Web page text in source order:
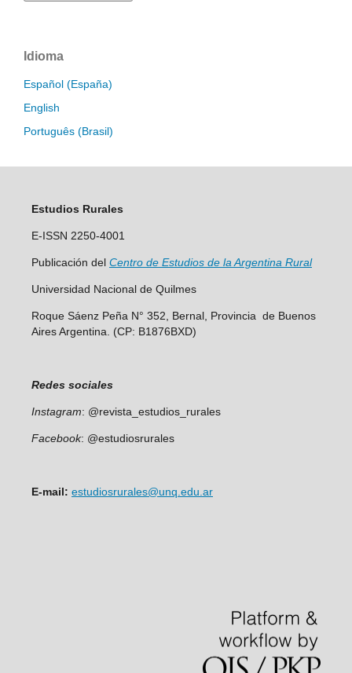
Idioma
Español (España)
English
Português (Brasil)
Estudios Rurales
E-ISSN 2250-4001
Publicación del Centro de Estudios de la Argentina Rural
Universidad Nacional de Quilmes
Roque Sáenz Peña N° 352, Bernal, Provincia de Buenos
Aires Argentina. (CP: B1876BXD)
Redes sociales
Instagram: @revista_estudios_rurales
Facebook: @estudiosrurales
E-mail: estudiosrurales@unq.edu.ar